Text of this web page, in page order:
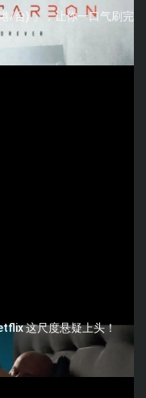
/台) 」，让你一口气刷完
这尺度悬疑上头！